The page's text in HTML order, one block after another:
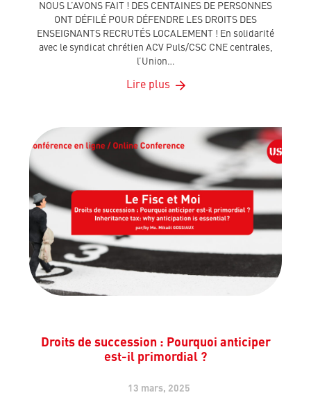
NOUS L’AVONS FAIT ! DES CENTAINES DE PERSONNES
ONT DÉFILÉ POUR DÉFENDRE LES DROITS DES
ENSEIGNANTS RECRUTÉS LOCALEMENT ! En solidarité
avec le syndicat chrétien ACV Puls/CSC CNE centrales,
l’Union…
Lire plus
Droits de succession : Pourquoi anticiper
est-il primordial ?
13 mars, 2025